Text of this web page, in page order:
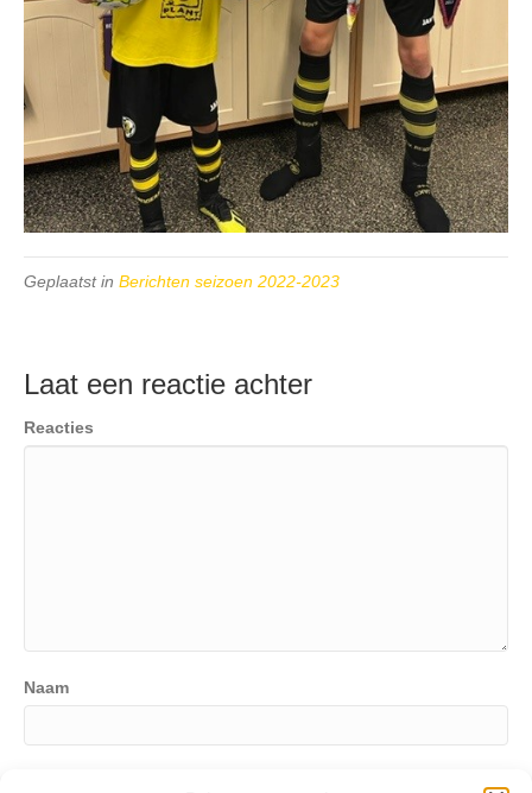
Geplaatst in Berichten seizoen 2022-2023
Laat een reactie achter
Reacties
Naam